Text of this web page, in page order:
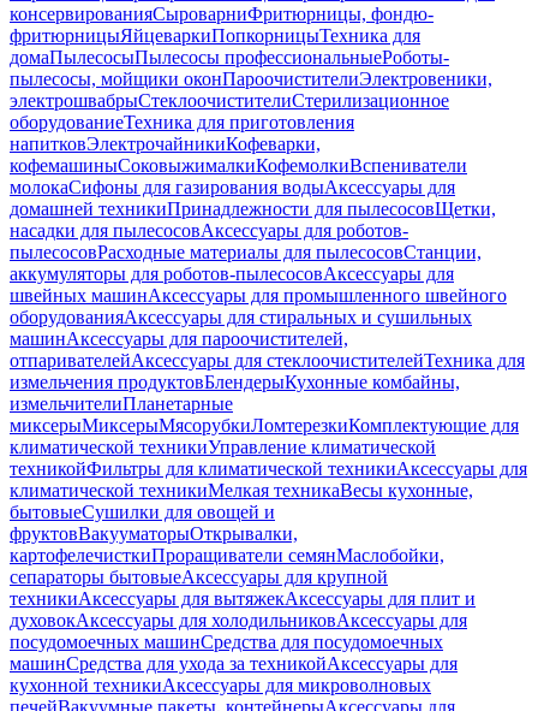
консервированияСыроварниФритюрницы, фондю-
фритюрницыЯйцеваркиПопкорницыТехника для
домаПылесосыПылесосы профессиональныеРоботы-
пылесосы, мойщики оконПароочистителиЭлектровеники,
электрошвабрыСтеклоочистителиСтерилизационное
оборудованиеТехника для приготовления
напитковЭлектрочайникиКофеварки,
кофемашиныСоковыжималкиКофемолкиВспениватели
молокаСифоны для газирования водыАксессуары для
домашней техникиПринадлежности для пылесосовЩетки,
насадки для пылесосовАксессуары для роботов-
пылесосовРасходные материалы для пылесосовСтанции,
аккумуляторы для роботов-пылесосовАксессуары для
швейных машинАксессуары для промышленного швейного
оборудованияАксессуары для стиральных и сушильных
машинАксессуары для пароочистителей,
отпаривателейАксессуары для стеклоочистителейТехника для
измельчения продуктовБлендерыКухонные комбайны,
измельчителиПланетарные
миксерыМиксерыМясорубкиЛомтерезкиКомплектующие для
климатической техникиУправление климатической
техникойФильтры для климатической техникиАксессуары для
климатической техникиМелкая техникаВесы кухонные,
бытовыеСушилки для овощей и
фруктовВакууматорыОткрывалки,
картофелечисткиПроращиватели семянМаслобойки,
сепараторы бытовыеАксессуары для крупной
техникиАксессуары для вытяжекАксессуары для плит и
духовокАксессуары для холодильниковАксессуары для
посудомоечных машинСредства для посудомоечных
машинСредства для ухода за техникойАксессуары для
кухонной техникиАксессуары для микроволновых
печейВакуумные пакеты, контейнерыАксессуары для